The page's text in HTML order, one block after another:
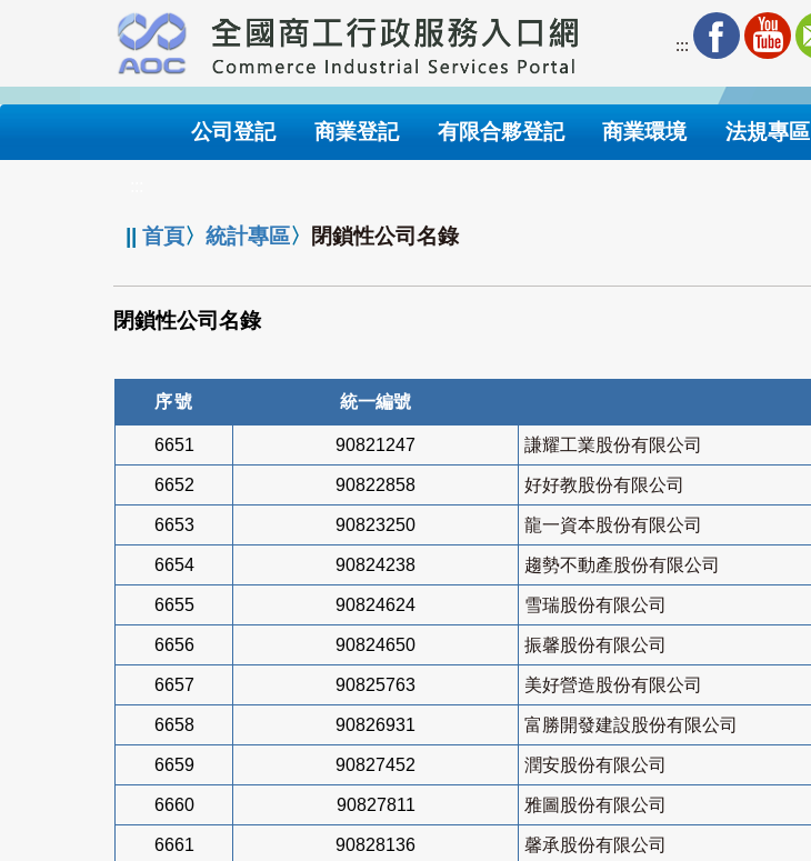
要
內
:::
公司登記 商業登記 有限合夥登記 商業環境 法規專區
||首頁〉統計專區〉 閉鎖性公司名錄
閉鎖性公司名錄
序號 統一編號
6651 90821247 謙耀工業股份有限公司
6652 90822858 好好教股份有限公司
6653 90823250 龍一資本股份有限公司
6654 90824238 趨勢不動產股份有限公司
6655 90824624 雪瑞股份有限公司
6656 90824650 振馨股份有限公司
6657 90825763 美好營造股份有限公司
6658 90826931 富勝開發建設股份有限公司
6659 90827452 潤安股份有限公司
6660 90827811 雅圖股份有限公司
6661 90828136 馨承股份有限公司